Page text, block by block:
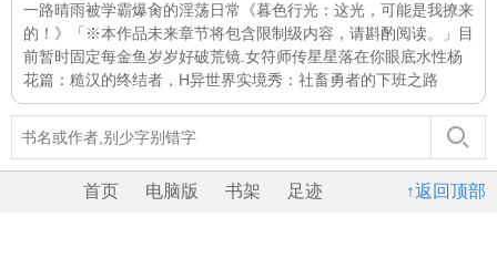
一路晴雨被学霸爆肏的淫荡日常
《暮色行光：这光，可能是我撩来
的！》「※本作品未来章节将包含限制级内容，请斟酌阅读。」目
前暂时固定每金鱼岁岁好破荒镜.女符师传星星落在你眼底水性杨
花篇：糙汉的终结者，H异世界实境秀：社畜勇者的下班之路
↑返回顶部
首页 电脑版 书架 足迹